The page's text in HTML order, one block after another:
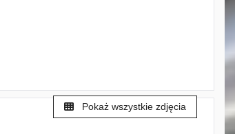
Pokaż wszystkie zdjęcia